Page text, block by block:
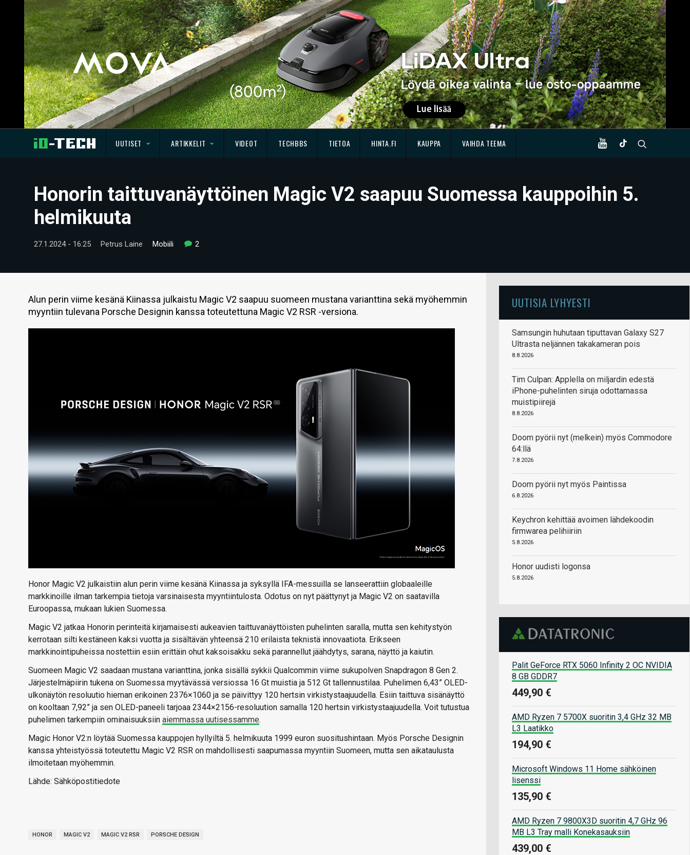
UUTISET ARTIKKELIT VIDEOT TECHBBS TIETOA HINTA.FI KAUPPA VAIHDA TEEMA
Honorin taittuvanäyttöinen Magic V2 saapuu Suomessa kauppoihin 5.
helmikuuta
27.1.2024 - 16:25 Petrus Laine Mobiili 2
Alun perin viime kesänä Kiinassa julkaistu Magic V2 saapuu suomeen mustana varianttina sekä myöhemmin
myyntiin tulevana Porsche Designin kanssa toteutettuna Magic V2 RSR -versiona.
Honor Magic V2 julkaistiin alun perin viime kesänä Kiinassa ja syksyllä IFA-messuilla se lanseerattiin globaaleille
markkinoille ilman tarkempia tietoja varsinaisesta myyntiintulosta. Odotus on nyt päättynyt ja Magic V2 on saatavilla
Euroopassa, mukaan lukien Suomessa.
Magic V2 jatkaa Honorin perinteitä kirjamaisesti aukeavien taittuvanäyttöisten puhelinten saralla, mutta sen kehitystyön
kerrotaan silti kestäneen kaksi vuotta ja sisältävän yhteensä 210 erilaista teknistä innovaatiota. Erikseen
markkinointipuheissa nostettiin esiin erittäin ohut kaksoisakku sekä parannellut jäähdytys, sarana, näyttö ja kaiutin.
Suomeen Magic V2 saadaan mustana varianttina, jonka sisällä sykkii Qualcommin viime sukupolven Snapdragon 8 Gen 2.
Järjestelmäpiirin tukena on Suomessa myytävässä versiossa 16 Gt muistia ja 512 Gt tallennustilaa. Puhelimen 6,43” OLED-
ulkonäytön resoluutio hieman erikoinen 2376×1060 ja se päivittyy 120 hertsin virkistystaajuudella. Esiin taittuva sisänäyttö
on kooltaan 7,92” ja sen OLED-paneeli tarjoaa 2344×2156-resoluution samalla 120 hertsin virkistystaajuudella. Voit tutustua
puhelimen tarkempiin ominaisuuksiin aiemmassa uutisessamme.
Magic Honor V2:n löytää Suomessa kauppojen hyllyiltä 5. helmikuuta 1999 euron suositushintaan. Myös Porsche Designin
kanssa yhteistyössä toteutettu Magic V2 RSR on mahdollisesti saapumassa myyntiin Suomeen, mutta sen aikataulusta
ilmoitetaan myöhemmin.
Lähde: Sähköpostitiedote
HONOR MAGIC V2 MAGIC V2 RSR PORSCHE DESIGN
UUTISIA LYHYESTI
Samsungin huhutaan tiputtavan Galaxy S27
Ultrasta neljännen takakameran pois
8.8.2026
Tim Culpan: Applella on miljardin edestä
iPhone-puhelinten siruja odottamassa
muistipiirejä
8.8.2026
Doom pyörii nyt (melkein) myös Commodore
64:llä
7.8.2026
Doom pyörii nyt myös Paintissa
6.8.2026
Keychron kehittää avoimen lähdekoodin
firmwarea pelihiiriin
5.8.2026
Honor uudisti logonsa
5.8.2026
Palit GeForce RTX 5060 Infinity 2 OC NVIDIA
8 GB GDDR7
449,90 €
AMD Ryzen 7 5700X suoritin 3,4 GHz 32 MB
L3 Laatikko
194,90 €
Microsoft Windows 11 Home sähköinen
lisenssi
135,90 €
AMD Ryzen 7 9800X3D suoritin 4,7 GHz 96
MB L3 Tray malli Konekasauksiin
439,00 €